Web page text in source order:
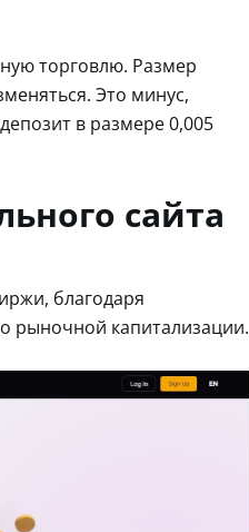
торговлю. Размер
Это минус,
в размере 0,005
сайта
благодаря
рыночной капитализации.